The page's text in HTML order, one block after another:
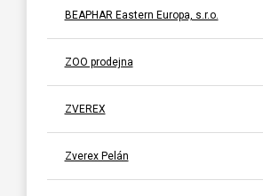
BEAPHAR Eastern Europa, s.r.o.
ZOO prodejna
ZVEREX
Zverex Pelán